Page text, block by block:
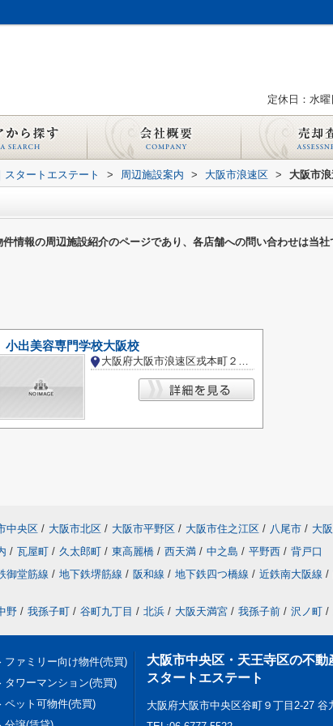
定休日：水
タートエステート > 周辺施設案内 > 大阪市浪速区 > 大阪市
情報の周辺施設紹介のページであり、各店舗への問い合わせは当社
小出美容専門学校大阪校
大阪府大阪市浪速区戎本町２丁目
中央区 / 大阪市北区 / 大阪市平野区 / 大阪市住之江区 / 八尾市 / 大
/ 瓦屋町 / 久太郎町 / 東高麗橋 / 西天満 / 中之島 / 平野西 / 背戸口
御堂筋線 / 地下鉄堺筋線 / 阪和線 / 地下鉄四つ橋線 / 近鉄南大阪線 /
野 / 我孫子町 / 谷町九丁目 / 北浜 / 大阪天満宮 / 我孫子前 / 沢ノ町 /
ファミリー向け物件(売買)
タワーマンション(売買)
ペット可物件(売買)
大阪市中央区・天王寺区の不動
スタートエステート
大阪府大阪市中央区谷町９丁目2-27 谷